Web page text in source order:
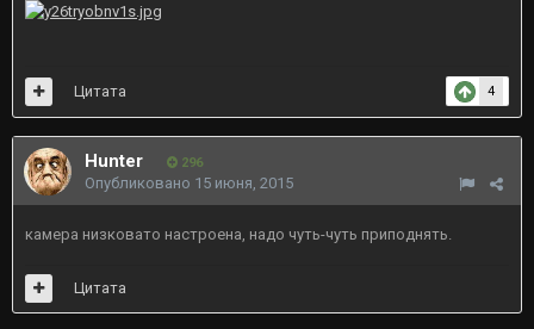
4
Цитата
Hunter 296
Опубликовано 15 июня, 2015
камера низковато настроена, надо чуть-чуть приподнять.
Цитата